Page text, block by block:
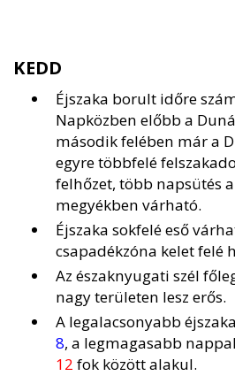
KEDD
Éjszaka borult időre
Napközben előbb a
második felében már a
egyre többfelé
felhőzet, több napsütés
megyékben várható.
Éjszaka sokfelé eső
csapadékzóna kelet felé
Az északnyugati szél
nagy területen lesz erős.
A legalacsonyabb
8, a legmagasabb
12 fok között alakul.